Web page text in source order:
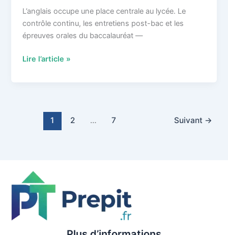
L’anglais occupe une place centrale au lycée. Le
contrôle continu, les entretiens post-bac et les
épreuves orales du baccalauréat —
Top
d’anglais
comparatif
des
meilleures
plateformes
Lire l’article »
1 2 … 7 Suivant →